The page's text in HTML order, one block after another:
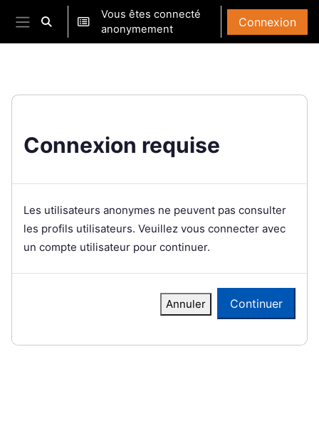
Passer au contenu principal
Panneau latéral
Activer/désactiver la saisie de recherche
Vous êtes connecté
anonymement
Connexion
Connexion requise
Les utilisateurs anonymes ne peuvent pas consulter
les profils utilisateurs. Veuillez vous connecter avec
un compte utilisateur pour continuer.
Annuler Continuer